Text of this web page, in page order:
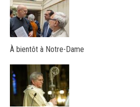
À bientôt à Notre-Dame